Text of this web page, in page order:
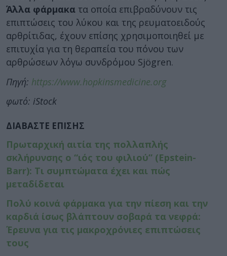
Άλλα φάρμακα τα οποία επιβραδύνουν τις
επιπτώσεις του λύκου και της ρευματοειδούς
αρθρίτιδας, έχουν επίσης χρησιμοποιηθεί με
επιτυχία για τη θεραπεία του πόνου των
αρθρώσεων λόγω συνδρόμου Sjögren.
Πηγή: https://www.hopkinsmedicine.org
φωτό: iStock
ΔΙΑΒΑΣΤΕ ΕΠΙΣΗΣ
Πρωταρχική αιτία της πολλαπλής
σκλήρυνσης ο “ιός του φιλιού” (Epstein-
Barr): Τι συμπτώματα έχει και πώς
μεταδίδεται
Πολύ κοινά φάρμακα για την πίεση και την
καρδιά ίσως βλάπτουν σοβαρά τα νεφρά:
Έρευνα για τις μακροχρόνιες επιπτώσεις
τους